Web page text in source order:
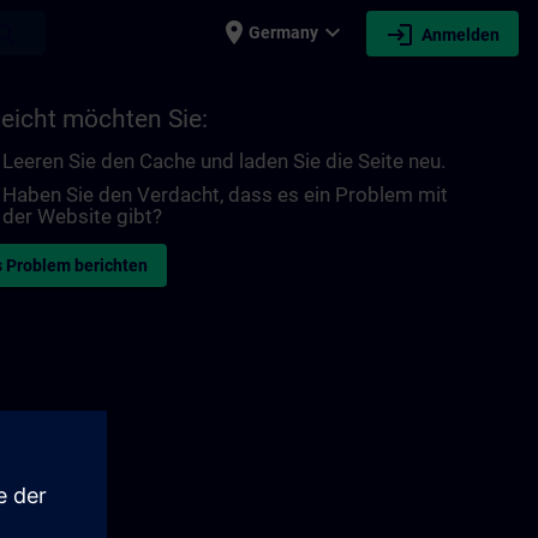
place Germany expand_more login Anmelden
möchten Sie:
Leeren Sie den Cache und laden Sie die Seite neu.
Haben Sie den Verdacht, dass es ein Problem mit
der Website gibt?
Problem berichten